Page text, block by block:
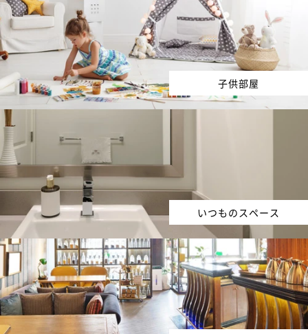
子供部屋
いつものスペース